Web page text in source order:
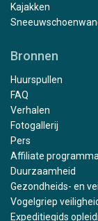
Kajakken
Bronnen
Huurspullen
FAQ
Verhalen
Fotogallerij
Pers
Affiliate programma
Duurzaamheid
Gezondheids- en
Vogelgriep
Expeditiegids